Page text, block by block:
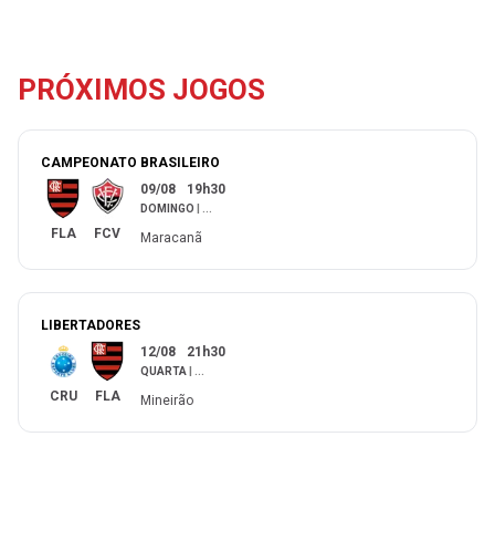
PRÓXIMOS JOGOS
CAMPEONATO BRASILEIRO
FLA FCV
09/08 19h30
DOMINGO
Maracanã
LIBERTADORES
CRU FLA
12/08 21h30
QUARTA
Mineirão